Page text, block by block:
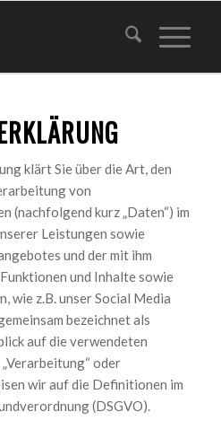
klärt Sie über die Art, den
von
(nachfolgend kurz „Daten“) im
Leistungen sowie
und der mit ihm
und Inhalte sowie
wie z.B. unser Social Media
bezeichnet als
auf die verwendeten
oder
wir auf die Definitionen im
(DSGVO).